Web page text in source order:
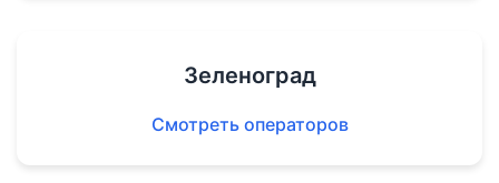
Зеленоград
Смотреть операторов